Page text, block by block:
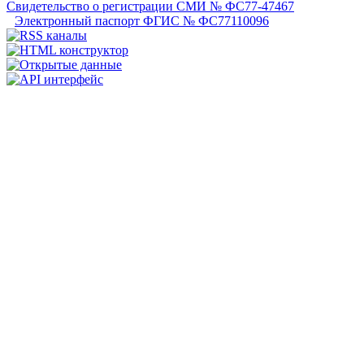
Свидетельство о регистрации СМИ № ФС77-47467
Электронный паспорт ФГИС № ФС77110096